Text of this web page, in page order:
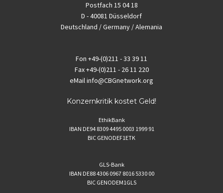
Postfach 15 04 18
D - 40081 Düsseldorf
Deutschland / Germany / Alemania
Fon +49-(0)211 - 33 39 11
Fax+49-(0)211 - 26 11 220
eMailinfo@CBGnetwork.org
Konzernkritik kostet Geld!
EthikBank
IBAN DE94 8309 4495 0003 1999 91
BIC GENODEF1ETK
GLS-Bank
IBAN DE88 4306 0967 8016 5330 00
BIC GENODEM1GLS